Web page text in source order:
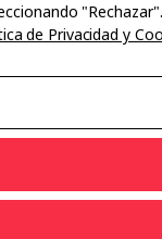
de Privacidad y